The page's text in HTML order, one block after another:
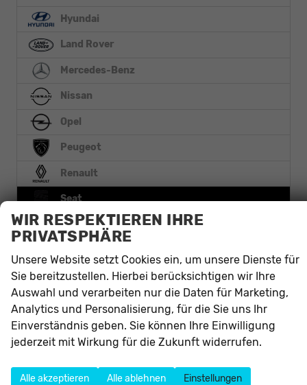
Hyundai
Land Rover
Mercedes-Benz
Nissan
Opel
Peugeot
Renault
Seat
Ateca
Skoda
Smart
Toyota
WIR RESPEKTIEREN IHRE
PRIVATSPHÄRE
Unsere Website setzt Cookies ein, um unsere Dienste für
Sie bereitzustellen. Hierbei berücksichtigen wir Ihre
Auswahl und verarbeiten nur die Daten für Marketing,
Analytics und Personalisierung, für die Sie uns Ihr
Einverständnis geben. Sie können Ihre Einwilligung
jederzeit mit Wirkung für die Zukunft widerrufen.
Alle akzeptieren Alle ablehnen Einstellungen